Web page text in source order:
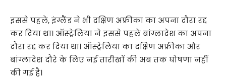
इससे पहले, इंग्लैंड ने भी दक्षिण अफ्रीका का अपना दौरा रद्द
कर दिया था। ऑस्ट्रेलिया ने इससे पहले बांग्लादेश का अपना
दौरा रद्द कर दिया था। ऑस्ट्रेलिया का दक्षिण अफ्रीका और
बांग्लादेश दौरे के लिए नई तारीखों की अब तक घोषणा नहीं
की गई है।